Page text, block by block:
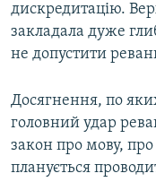
дискредитацію.
закладала дуже
не допустити
Досягнення, по
головний удар
закон про мову,
планується